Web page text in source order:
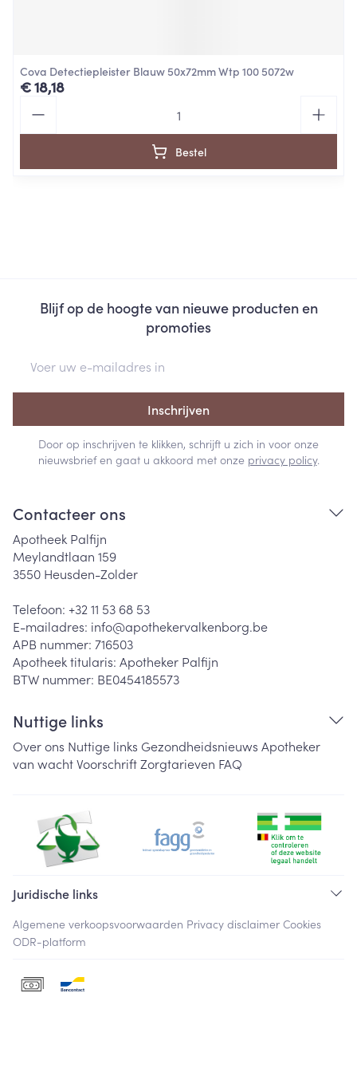
Cova Detectiepleister Blauw 50x72mm Wtp 100 5072w
€ 18,18
Bestel
Blijf op de hoogte van nieuwe producten en
promoties
Inschrijven
Door op inschrijven te klikken, schrijft u zich in voor onze
nieuwsbrief en gaat u akkoord met onze privacy policy.
Contacteer ons
Apotheek Palfijn
Meylandtlaan 159
3550 Heusden-Zolder
Telefoon: +32 11 53 68 53
E-mailadres: info@apothekervalkenborg.be
APB nummer: 716503
Apotheek titularis: Apotheker Palfijn
BTW nummer: BE0454185573
Nuttige links
Over ons Nuttige links Gezondheidsnieuws Apotheker
van wachtVoorschriftZorgtarieven FAQ
Juridische links
Algemene verkoopsvoorwaarden Privacy disclaimer Cookies
ODR-platform